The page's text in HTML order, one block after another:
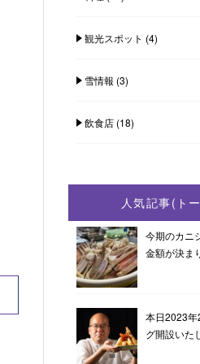
観光スポット (4)
雪情報 (3)
飲食店(18)
人気記事(ト
今期のカニ
金額が決ま
本日2023年
グ開設いた